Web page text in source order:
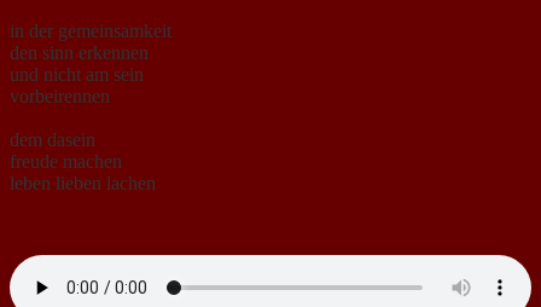
in der gemeinsamkeit
den sinn erkennen
und nicht am sein
vorbeirennen
dem dasein
freude machen
leben lieben lachen